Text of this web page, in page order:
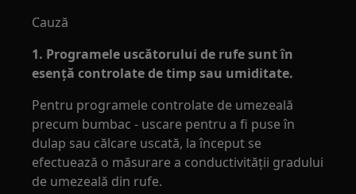
Cauză
1. Programele uscătorului de rufe sunt în
esenţă controlate de timp sau umiditate.
Pentru programele controlate de umezeală
precum bumbac - uscare pentru a fi puse în
dulap sau călcare uscată, la început se
efectuează o măsurare a conductivităţii gradului
de umezeală din rufe.